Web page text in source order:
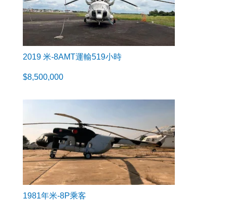
2019 米-8AMT運輸519小時
$8,500,000
1981年米-8P乘客